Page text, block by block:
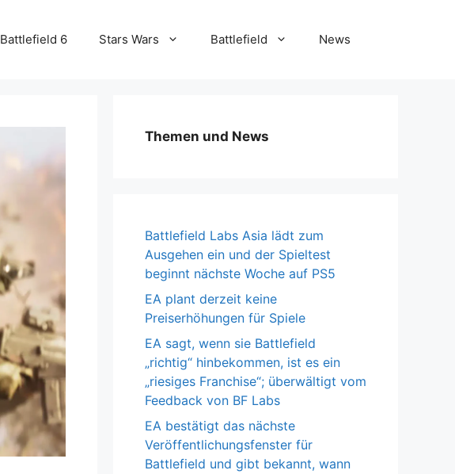
Battlefield 6 Stars Wars Battlefield News
Themen und News
Battlefield Labs Asia lädt zum
Ausgehen ein und der Spieltest
beginnt nächste Woche auf PS5
EA plant derzeit keine
Preiserhöhungen für Spiele
EA sagt, wenn sie Battlefield
„richtig“ hinbekommen, ist es ein
„riesiges Franchise“; überwältigt vom
Feedback von BF Labs
EA bestätigt das nächste
Veröffentlichungsfenster für
Battlefield und gibt bekannt, wann